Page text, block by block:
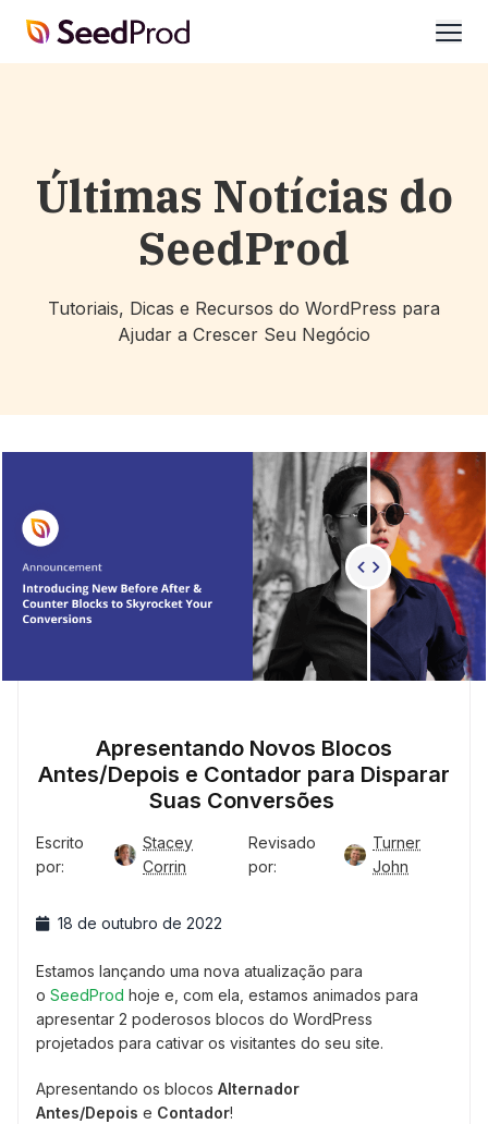
SeedProd
Últimas Notícias do
SeedProd
Tutoriais, Dicas e Recursos do WordPress para
Ajudar a Crescer Seu Negócio
Apresentando Novos Blocos
Antes/Depois e Contador para Disparar
Suas Conversões
Escrito
por:
Stacey
Corrin
Revisado
por:
Turner
John
18 de outubro de 2022
Estamos lançando uma nova atualização para
o SeedProd hoje e, com ela, estamos animados para
apresentar 2 poderosos blocos do WordPress
projetados para cativar os visitantes do seu site.
Apresentando os blocos Alternador
Antes/Depois e Contador!